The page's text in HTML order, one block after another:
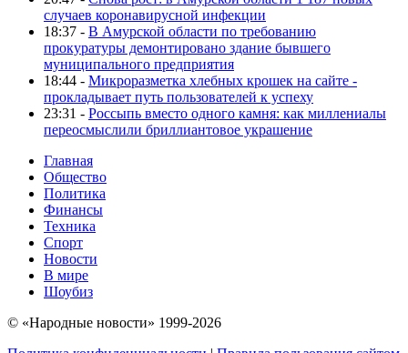
случаев коронавирусной инфекции
18:37 - В Амурской области по требованию
прокуратуры демонтировано здание бывшего
муниципального предприятия
18:44 - Микроразметка хлебных крошек на сайте -
прокладывает путь пользователей к успеху
23:31 - Россыпь вместо одного камня: как миллениалы
переосмыслили бриллиантовое украшение
Главная
Общество
Политика
Финансы
Техника
Спорт
Новости
В мире
Шоубиз
© «Народные новости» 1999-2026